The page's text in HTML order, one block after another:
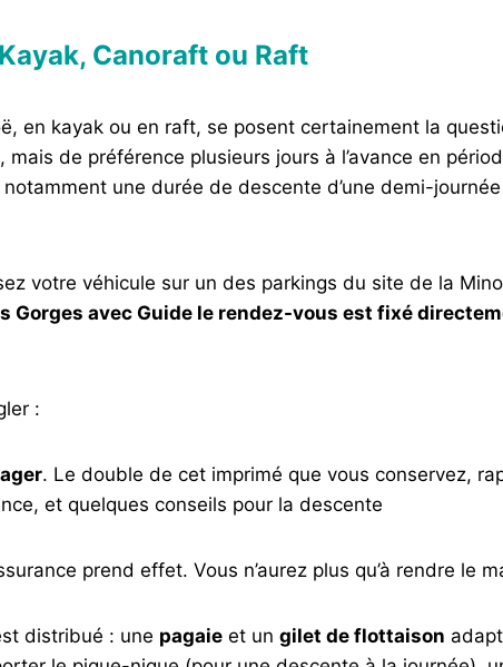
Canoraft ou Raft
en kayak ou en raft, se posent certainement la
de préférence plusieurs jours à l’avance en
une durée de descente d’une demi-
votre véhicule sur un des parkings du site de la
Gorges avec Guide le rendez-vous est fixé
:
. Le double de cet imprimé que vous conservez,
et quelques conseils pour la descente
prend effet. Vous n’aurez plus qu’à rendre le
distribué : une pagaie et un gilet de flottaison